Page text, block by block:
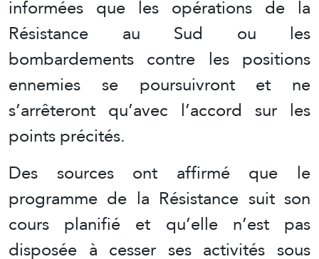
informées que les opérations de la
Résistance au Sud ou les
bombardements contre les positions
ennemies se poursuivront et ne
s’arrêteront qu’avec l’accord sur les
points précités.
Des sources ont affirmé que le
programme de la Résistance suit son
cours planifié et qu’elle n’est pas
disposée à cesser ses activités sous